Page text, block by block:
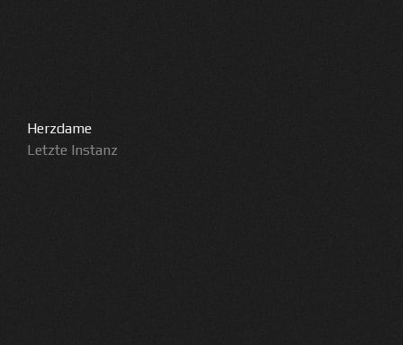
Herzdame
Letzte Instanz